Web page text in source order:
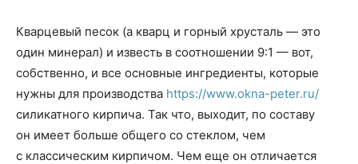
Кварцевый песок (а кварц и горный хрусталь — это
один минерал) и известь в соотношении 9:1 — вот,
собственно, и все основные ингредиенты, которые
нужны для производства https://www.okna-peter.ru/
силикатного кирпича. Так что, выходит, по составу
он имеет больше общего со стеклом, чем
с классическим кирпичом. Чем еще он отличается